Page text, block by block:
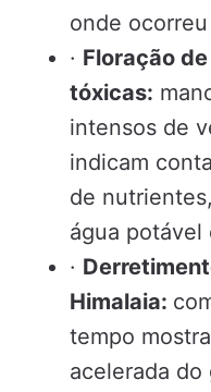
onde
· Floração
tóxicas:
intensos de
indicam
de
água potável
·
Himalaia:
tempo
acelerada do